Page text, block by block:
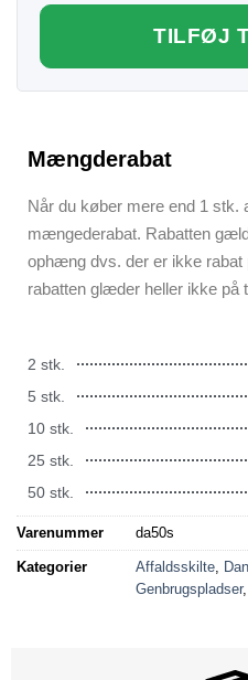
TILFØJ
Mængderabat
Når du køber mere end 1 stk.
mængederabat. Rabatten
ophæng dvs. der er ikke
rabatten glæder heller ikke på
2 stk.
5 stk.
10 stk.
25 stk.
50 stk.
Varenummer da50s
Kategorier Affaldsskilte,
Genbrugspladser,